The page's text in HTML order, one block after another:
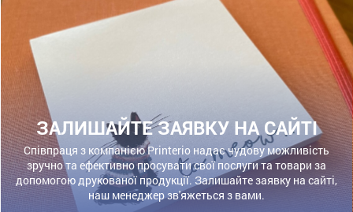
ЗАЛИШАЙТЕ ЗАЯВКУ НА САЙТІ
Співпраця з компанією Printerio надає чудову можливість
зручно та ефективно просувати свої послуги та товари за
допомогою друкованої продукції. Залишайте заявку на сайті,
наш менеджер зв'яжеться з вами.